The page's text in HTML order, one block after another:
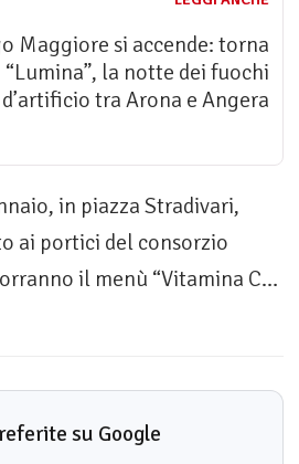
Maggiore si accende: torna
“Lumina”, la notte dei fuochi
d’artificio tra Arona e Angera
in piazza Stradivari,
ai portici del consorzio
il menù “Vitamina C…
su Google